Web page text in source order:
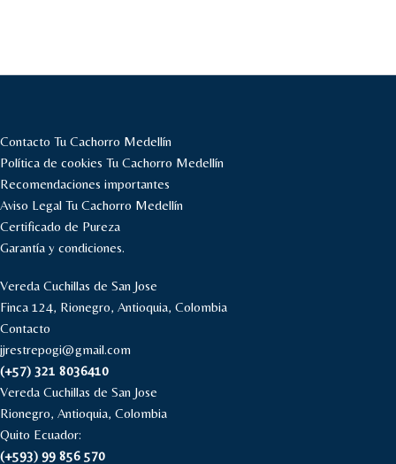
Contacto Tu Cachorro Medellín
Política de cookies Tu Cachorro Medellín
Recomendaciones importantes
Aviso Legal Tu Cachorro Medellín
Certificado de Pureza
Garantía y condiciones.
Vereda Cuchillas de San Jose
Finca 124, Rionegro, Antioquia, Colombia
Contacto
jjrestrepogi@gmail.com
(+57) 321 8036410
Vereda Cuchillas de San Jose
Rionegro, Antioquia, Colombia
Quito Ecuador:
(+593) 99 856 570